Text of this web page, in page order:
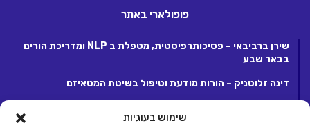
שימוש בעוגיות
פופולארי באתר
שירן ברביבאי – פסיכותרפיסטית, מטפלת ב NLP ומדריכת הורים
בבאר שבע
דינה זלוטניק – הורות מודעת וטיפול בשיטת המטאיזם